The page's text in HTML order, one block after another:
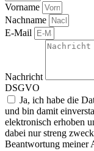
Vorname
Nachname
E-Mail
Nachricht
DSGVO
Ja, ich habe die
und bin damit
elektronisch erhoben
dabei nur streng
Beantwortung meiner